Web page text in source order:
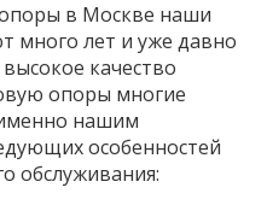
в Москве наши
много лет и уже давно
качество
опоры многие
нашим
особенностей
обслуживания: